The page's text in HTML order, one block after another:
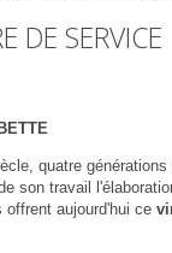
DE SERVICE
quatre
son travail
aujourd'hui ce